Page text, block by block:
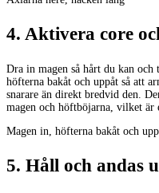
4. Aktivera core
Dra in magen så hårt du kan
höfterna bakåt och uppåt så att
snarare än direkt bredvid den.
magen och höftböjarna, vilket
Magen in, höfterna bakåt och
5. Håll och andas